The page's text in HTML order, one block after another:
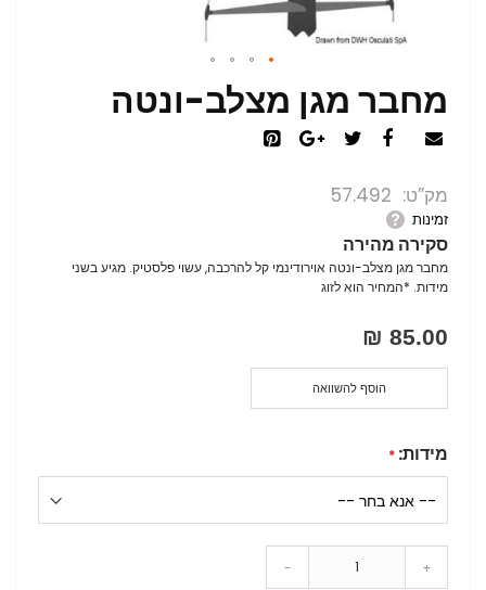
מחבר מגן מצלב-ונטה
מק”ט 57.492
זמינות
סקירה מהירה
מחבר מגן מצלב-ונטה אוירודינמי קל להרכבה, עשוי פלסטיק. מגיע בשני
מידות. *המחיר הוא לזוג
85.00 ₪
מידות:
- +
הוסף להשוואה